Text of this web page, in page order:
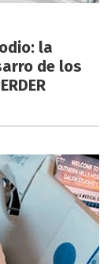
la
de los